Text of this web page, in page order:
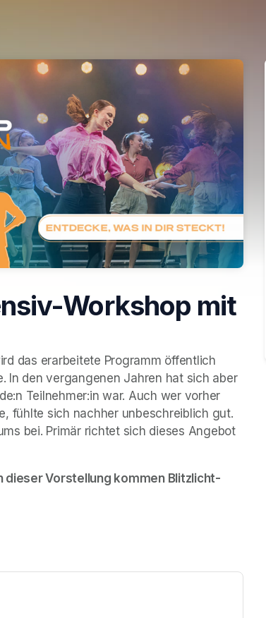
Workshop mit
das erarbeitete Programm öffentlich
In den vergangenen Jahren hat sich aber
Teilnehmer:in war. Auch wer vorher
fühlte sich nachher unbeschreiblich gut.
bei. Primär richtet sich dieses Angebot
dieser Vorstellung kommen Blitzlicht-